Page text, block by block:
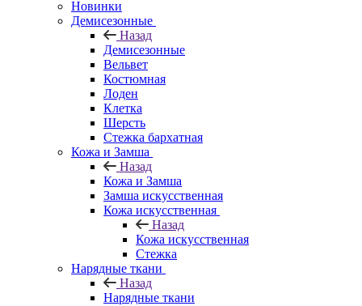
Новинки
Демисезонные
Назад
Демисезонные
Вельвет
Костюмная
Лоден
Клетка
Шерсть
Стежка бархатная
Кожа и Замша
Назад
Кожа и Замша
Замша искусственная
Кожа искусственная
Назад
Кожа искусственная
Стежка
Нарядные ткани
Назад
Нарядные ткани